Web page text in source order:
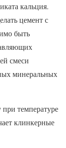
кальция.
цемент с
быть
смеси
минеральных
температуре
клинкерные